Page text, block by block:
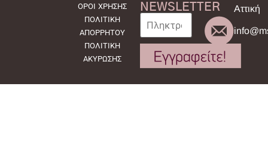
ΟΡΟΙ ΧΡΗΣΗΣ
ΠΟΛΙΤΙΚΗ
ΑΠΟΡΡΗΤΟΥ
ΠΟΛΙΤΙΚΗ
ΑΚΥΡΩΣΗΣ
NEWSLETTER
Αττική